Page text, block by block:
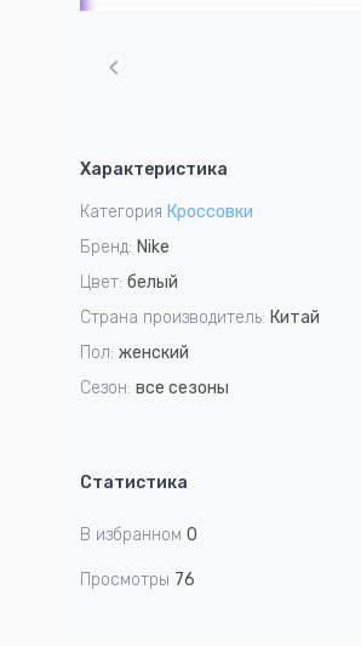
5
Характеристика
Категория Кроссовки
Бренд: Nike
Цвет: белый
Страна производитель: Китай
Пол: женский
Сезон: все сезоны
Статистика
В избранном 0
Просмотры 76